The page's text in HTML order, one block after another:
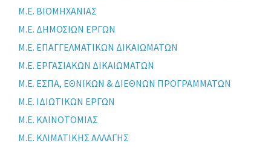
Μ.Ε. ΒΙΟΜΗΧΑΝΙΑΣ
Μ.Ε. ΔΗΜΟΣΙΩΝ ΕΡΓΩΝ
Μ.Ε. ΕΠΑΓΓΕΛΜΑΤΙΚΩΝ ΔΙΚΑΙΩΜΑΤΩΝ
Μ.Ε. ΕΡΓΑΣΙΑΚΩΝ ΔΙΚΑΙΩΜΑΤΩΝ
Μ.Ε. ΕΣΠΑ, ΕΘΝΙΚΩΝ & ΔΙΕΘΝΩΝ ΠΡΟΓΡΑΜΜΑΤΩΝ
Μ.Ε. ΙΔΙΩΤΙΚΩΝ ΕΡΓΩΝ
Μ.Ε. ΚΑΙΝΟΤΟΜΙΑΣ
Μ.Ε. ΚΛΙΜΑΤΙΚΗΣ ΑΛΛΑΓΗΣ